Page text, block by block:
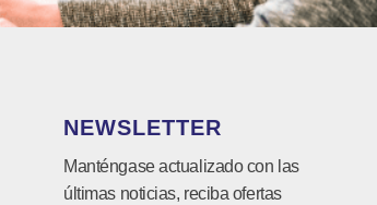
NEWSLETTER
Manténgase actualizado con las
últimas noticias, reciba ofertas